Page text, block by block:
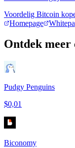
Voordelig Bitcoin
Homepage
Ontdek meer
Pudgy Penguins
$0,01
Biconomy